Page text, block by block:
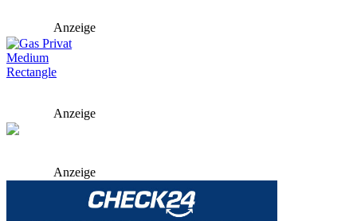
Anzeige
Anzeige
Anzeige